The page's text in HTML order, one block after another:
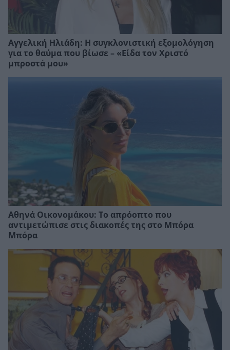
Αγγελική Ηλιάδη: Η συγκλονιστική εξομολόγηση
για το θαύμα που βίωσε – «Είδα τον Χριστό
μπροστά μου»
Αθηνά Οικονομάκου: Το απρόοπτο που
αντιμετώπισε στις διακοπές της στο Μπόρα
Μπόρα